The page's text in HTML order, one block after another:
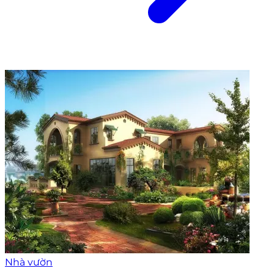
Nhà vườn